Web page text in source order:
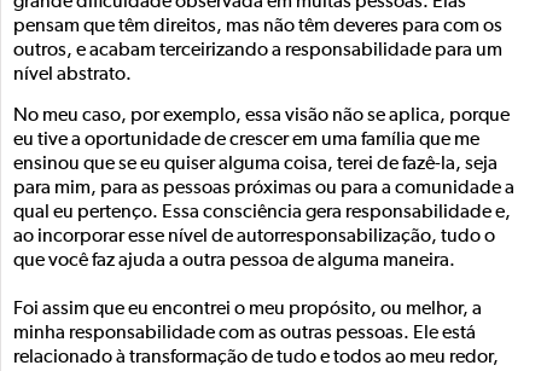
pensam que têm direitos, mas não têm deveres para com os
outros, e acabam terceirizando a responsabilidade para um
nível abstrato.
No meu caso, por exemplo, essa visão não se aplica, porque
eu tive a oportunidade de crescer em uma família que me
ensinou que se eu quiser alguma coisa, terei de fazê-la, seja
para mim, para as pessoas próximas ou para a comunidade a
qual eu pertenço. Essa consciência gera responsabilidade e,
ao incorporar esse nível de autorresponsabilização, tudo o
que você faz ajuda a outra pessoa de alguma maneira.
Foi assim que eu encontrei o meu propósito, ou melhor, a
minha responsabilidade com as outras pessoas. Ele está
relacionado à transformação de tudo e todos ao meu redor,